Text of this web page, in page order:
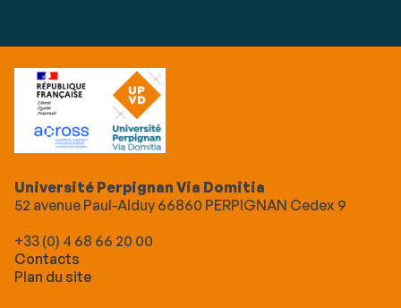
Université Perpignan Via Domitia
52 avenue Paul-Alduy 66860 PERPIGNAN Cedex 9
+33 (0) 4 68 66 20 00
Contacts
Plan du site